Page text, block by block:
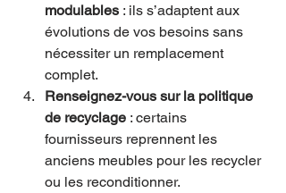
modulables : ils s’adaptent aux
évolutions de vos besoins sans
nécessiter un remplacement
complet.
Renseignez-vous sur la politique
de recyclage : certains
fournisseurs reprennent les
anciens meubles pour les recycler
ou les reconditionner.